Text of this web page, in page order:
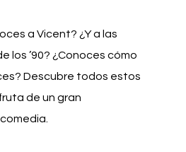
a Vicent? ¿Y a las
los ’90? ¿Conoces cómo
Descubre todos estos
de un gran